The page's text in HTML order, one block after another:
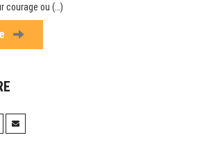
courage ou (…)